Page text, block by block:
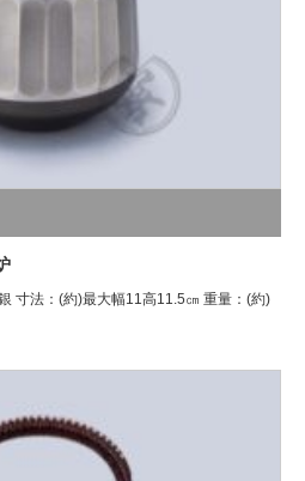
寸法：(約)最大幅11高11.5㎝ 重量：(約)